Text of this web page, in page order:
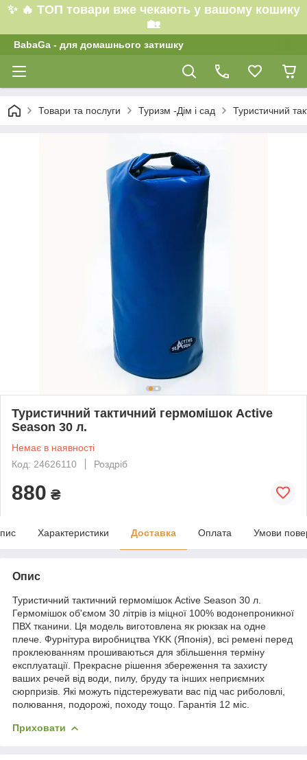
✨ 🔥 ТОП товари вже чекають у вашому кошику
🏡
BabaGa - для домашнього затишку
Товари та послуги Туризм -Дім і сад Туристичний
Туристичний тактичний гермомішок Active
Season 30 л.
Немає в наявності
Код: 24626110
Роздріб
880 ₴
Характеристики Доставка Оплата Умови
Опис
Туристичний тактичний гермомішок Active Season 30 л.
Гермомішок об'ємом 30 літрів із міцної 100% водонепроникної
ПВХ тканини. Ця модель виготовлена як рюкзак на одне
плече. Фурнітура виробництва YKK (Японія), всі ремені перед
проклеюванням прошиваються для збільшення терміну
експлуатації. Прекрасне рішення збереження та захисту
ваших речей від води, пилу, бруду та інших неприємних
сюрпризів. Які можуть підстережувати вас під час риболовлі,
полювання, подорожі, походу тощо. Гарантія 12 міс.
Приховати